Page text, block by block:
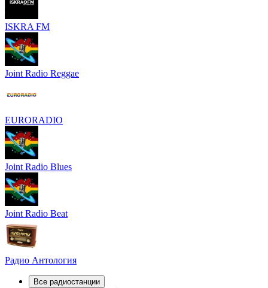
ISKRA FM
Joint Radio Reggae
EURORADIO
Joint Radio Blues
Joint Radio Beat
Радио Антология
Все радиостанции